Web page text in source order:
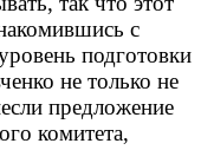
с
подготовки
не только не
предложение
комитета,